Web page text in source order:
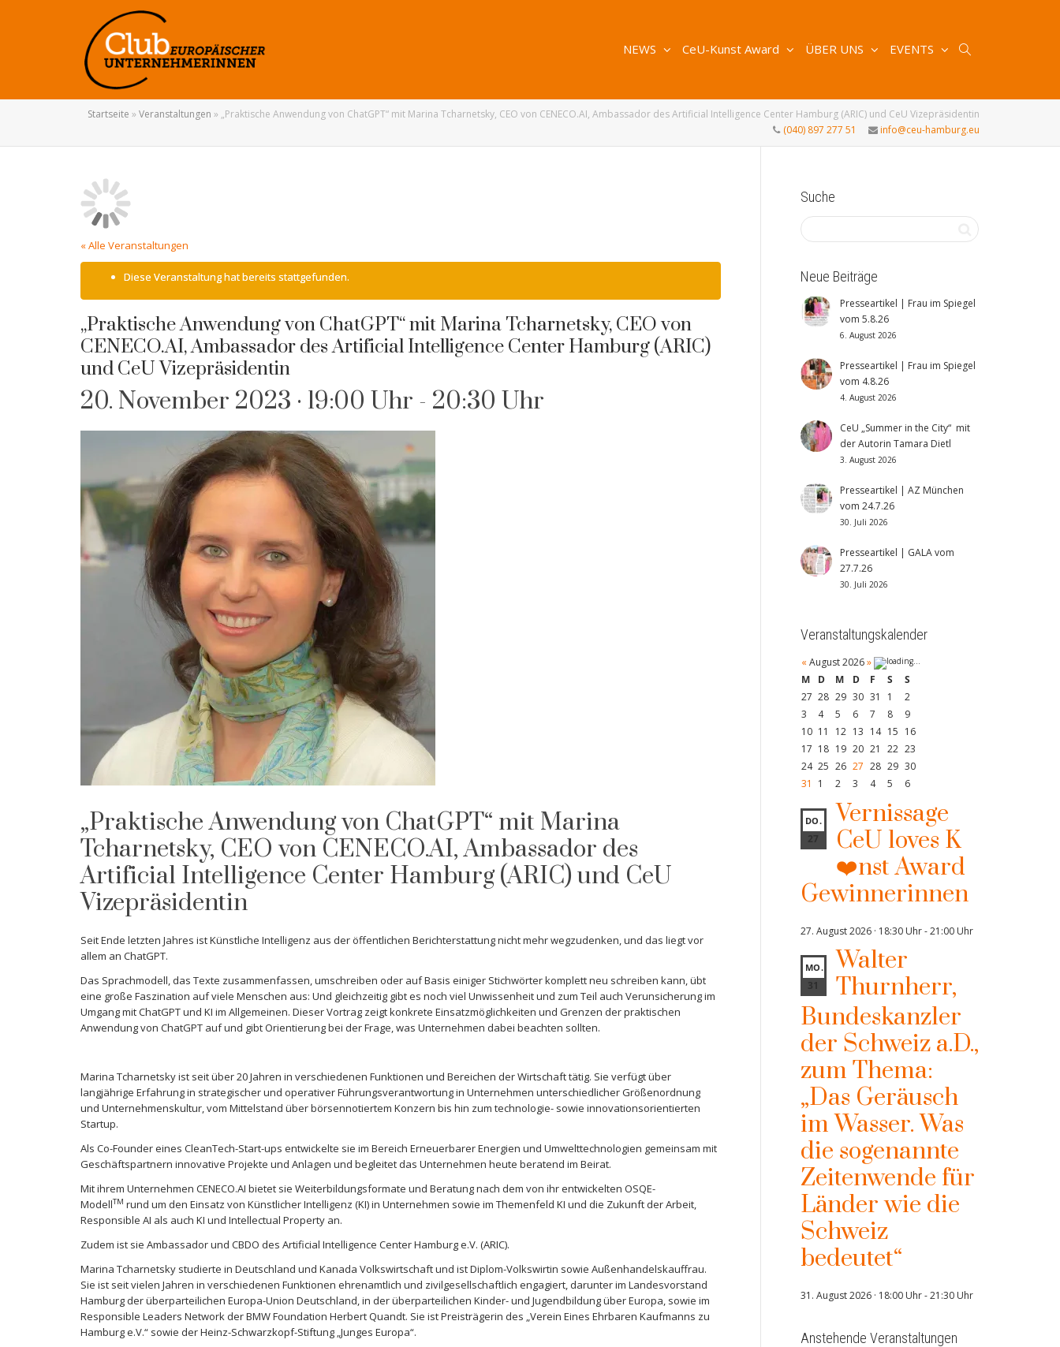
NEWS CeU-Kunst Award ÜBER UNS EVENTS
Startseite » Veranstaltungen » „Praktische Anwendung von ChatGPT“ mit Marina Tcharnetsky, CEO von CENECO.AI, Ambassador des Artificial Intelligence Center Hamburg (ARIC) und CeU Vizepräsidentin
(040) 897 277 51
info@ceu-hamburg.eu
« Alle Veranstaltungen
Diese Veranstaltung hat bereits stattgefunden.
„Praktische Anwendung von ChatGPT“ mit Marina Tcharnetsky, CEO von
CENECO.AI, Ambassador des Artificial Intelligence Center Hamburg (ARIC)
und CeU Vizepräsidentin
20. November 2023 · 19:00 Uhr - 20:30 Uhr
„Praktische Anwendung von ChatGPT“ mit Marina
Tcharnetsky, CEO von CENECO.AI, Ambassador des
Artificial Intelligence Center Hamburg (ARIC) und CeU
Vizepräsidentin
Seit Ende letzten Jahres ist Künstliche Intelligenz aus der öffentlichen Berichterstattung nicht mehr wegzudenken, und das liegt vor
allem an ChatGPT.
Das Sprachmodell, das Texte zusammenfassen, umschreiben oder auf Basis einiger Stichwörter komplett neu schreiben kann, übt
eine große Faszination auf viele Menschen aus: Und gleichzeitig gibt es noch viel Unwissenheit und zum Teil auch Verunsicherung im
Umgang mit ChatGPT und KI im Allgemeinen. Dieser Vortrag zeigt konkrete Einsatzmöglichkeiten und Grenzen der praktischen
Anwendung von ChatGPT auf und gibt Orientierung bei der Frage, was Unternehmen dabei beachten sollten.
Marina Tcharnetsky ist seit über 20 Jahren in verschiedenen Funktionen und Bereichen der Wirtschaft tätig. Sie verfügt über
langjährige Erfahrung in strategischer und operativer Führungsverantwortung in Unternehmen unterschiedlicher Größenordnung
und Unternehmenskultur, vom Mittelstand über börsennotiertem Konzern bis hin zum technologie- sowie innovationsorientierten
Startup.
Als Co-Founder eines CleanTech-Start-ups entwickelte sie im Bereich Erneuerbarer Energien und Umwelttechnologien gemeinsam mit
Geschäftspartnern innovative Projekte und Anlagen und begleitet das Unternehmen heute beratend im Beirat.
Mit ihrem Unternehmen CENECO.AI bietet sie Weiterbildungsformate und Beratung nach dem von ihr entwickelten OSQE-
ModellTM rund um den Einsatz von Künstlicher Intelligenz (KI) in Unternehmen sowie im Themenfeld KI und die Zukunft der Arbeit,
Responsible AI als auch KI und Intellectual Property an.
Zudem ist sie Ambassador und CBDO des Artificial Intelligence Center Hamburg e.V. (ARIC).
Marina Tcharnetsky studierte in Deutschland und Kanada Volkswirtschaft und ist Diplom-Volkswirtin sowie Außenhandelskauffrau.
Sie ist seit vielen Jahren in verschiedenen Funktionen ehrenamtlich und zivilgesellschaftlich engagiert, darunter im Landesvorstand
Hamburg der überparteilichen Europa-Union Deutschland, in der überparteilichen Kinder- und Jugendbildung über Europa, sowie im
Responsible Leaders Network der BMW Foundation Herbert Quandt. Sie ist Preisträgerin des „Verein Eines Ehrbaren Kaufmanns zu
Hamburg e.V.“ sowie der Heinz-Schwarzkopf-Stiftung „Junges Europa“.
Suche
Neue Beiträge
Presseartikel | Frau im Spiegel
vom 5.8.26
6. August 2026
Presseartikel | Frau im Spiegel
vom 4.8.26
4. August 2026
CeU „Summer in the City“ mit
der Autorin Tamara Dietl
3. August 2026
Presseartikel | AZ München
vom 24.7.26
30. Juli 2026
Presseartikel | GALA vom
27.7.26
30. Juli 2026
Veranstaltungskalender
« August 2026 »
M
D M D F S
S
27 28 29 30 31 1
2
3
4 5 6 7 8
9
10 11 12 13 14 15 16
17 18 19 20 21 22 23
24 25 26 27 28 29 30
31
1 2 3 4 5 6
DO.
27
Vernissage
CeU loves K
❤️nst Award
Gewinnerinnen
27. August 2026 · 18:30 Uhr-21:00 Uhr
MO.
31
Walter
Thurnherr,
Bundeskanzler
der Schweiz a.D.,
zum Thema:
„Das Geräusch
im Wasser. Was
die sogenannte
Zeitenwende für
Länder wie die
Schweiz
bedeutet“
31. August 2026 · 18:00 Uhr-21:30 Uhr
Anstehende Veranstaltungen